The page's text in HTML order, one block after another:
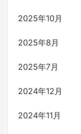
2025年10月
2025年8月
2025年7月
2024年12月
2024年11月